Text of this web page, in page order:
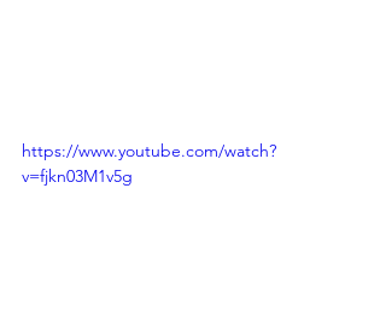
https://www.youtube.com/watch?
v=fjkn03M1v5g